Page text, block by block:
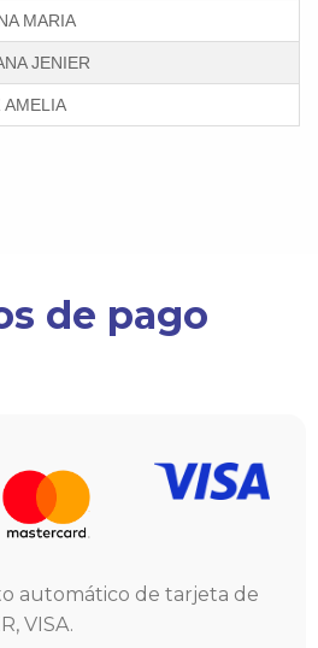
MARIA
JENIER
AMELIA
de pago
automático de tarjeta de
VISA.